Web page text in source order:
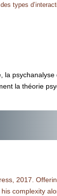
types
la
la théorie
2017.
complexity